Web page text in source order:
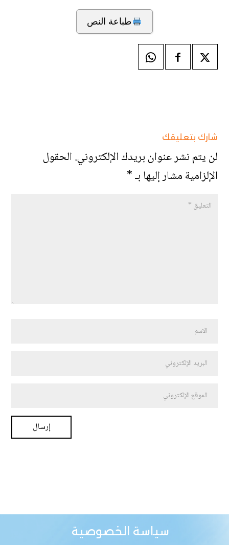
طباعة النص
شارك بتعليقك
لن يتم نشر عنوان بريدك الإلكتروني.الحقول
الإلزامية مشار إليها بـ*
سياسة الخصوصية